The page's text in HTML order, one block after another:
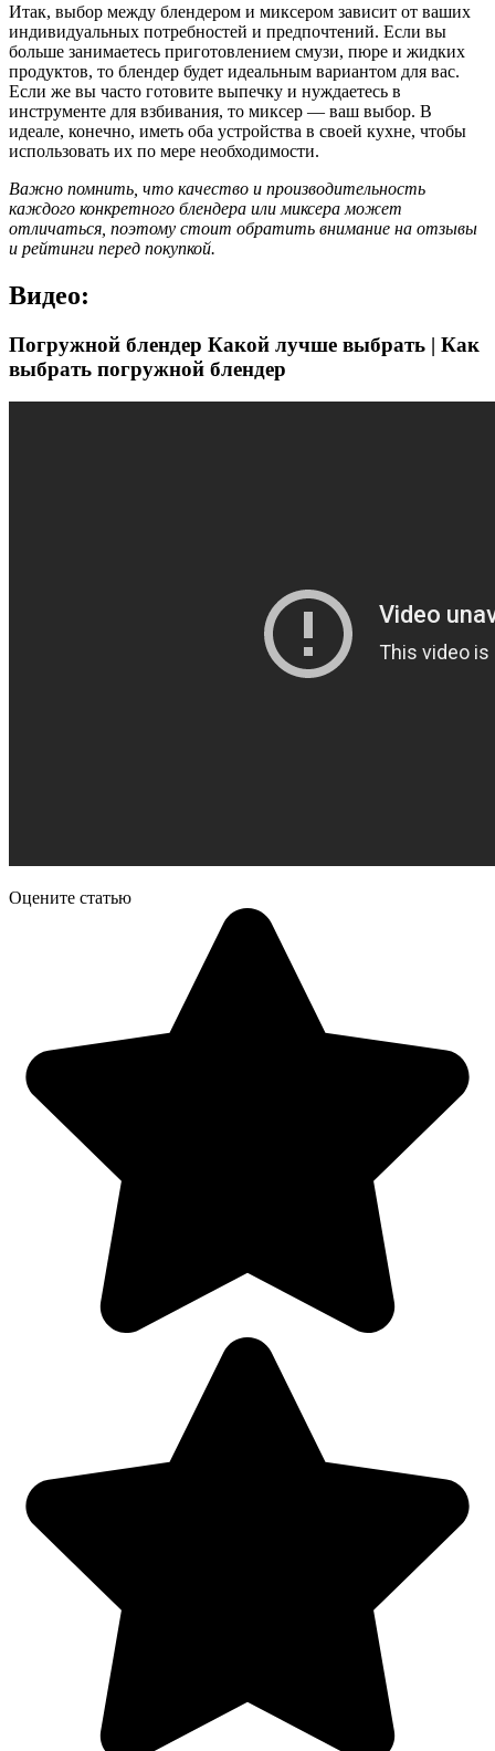
Итак, выбор между блендером и миксером зависит от ваших
индивидуальных потребностей и предпочтений. Если вы
больше занимаетесь приготовлением смузи, пюре и жидких
продуктов, то блендер будет идеальным вариантом для вас.
Если же вы часто готовите выпечку и нуждаетесь в
инструменте для взбивания, то миксер — ваш выбор. В
идеале, конечно, иметь оба устройства в своей кухне, чтобы
использовать их по мере необходимости.
Важно помнить, что качество и производительность
каждого конкретного блендера или миксера может
отличаться, поэтому стоит обратить внимание на отзывы
и рейтинги перед покупкой.
Видео:
Погружной блендер Какой лучше выбрать | Как
выбрать погружной блендер
Оцените статью